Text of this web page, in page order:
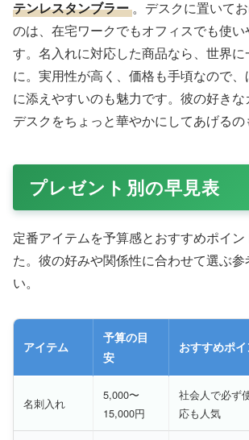
テンレスタンブラー 。デスクに置いて
のは、在宅ワークでもオフィスでも使
す。名入れに対応した商品なら、世界
に。実用性が高く、価格も手頃なので、
に添えやすいのも魅力です。彼の好きな
デスクをちょっと華やかにしてあげるの
プレゼント別の早見表
定番アイテムを予算感とおすすめポイ
た。彼の好みや関係性に合わせて選ぶ参
い。
アイテム
予算の目
安
おすすめポイ
名刺入れ
5,000〜
15,000円
社会人で必ず
応も人気